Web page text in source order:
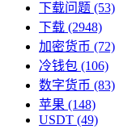
下载问题 (53)
下载 (2948)
加密货币 (72)
冷钱包 (106)
数字货币 (83)
苹果 (148)
USDT (49)